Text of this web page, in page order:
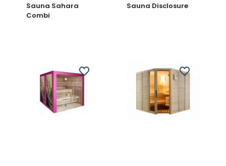
Sauna Sahara
Combi
Sauna Disclosure